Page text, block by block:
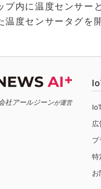
プ内に温度センサー
温度センサータグを
社アールジーンが運営
広
プ
特
お